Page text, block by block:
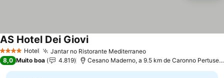
4 EstrelasHotel Jantar no Ristorante MediterraneoVer preços
AS Hotel Dei GioviVer preços
8,0 Muito boa 4.819 Cesano Maderno, a 9.5 km de Caronno